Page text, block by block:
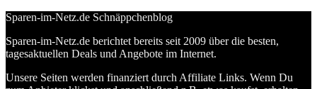
Sparen-im-Netz.de Schnäppchenblog
Sparen-im-Netz.de berichtet bereits seit 2009 über die besten,
tagesaktuellen Deals und Angebote im Internet.
Unsere Seiten werden finanziert durch Affiliate Links. Wenn Du